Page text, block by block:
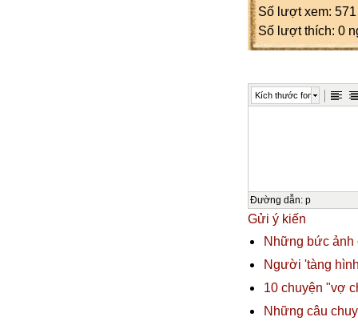
Số lượt xem: 571
Số lượt thích: 0
Kích thước font
Đường dẫn: p
Gửi ý kiến
Những bức ảnh
Người 'tàng
10 chuyện "vợ
Những câu